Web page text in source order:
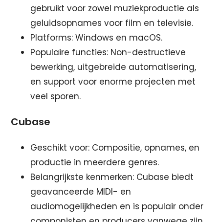
gebruikt voor zowel muziekproductie als
geluidsopnames voor film en televisie.
Platforms: Windows en macOS.
Populaire functies: Non-destructieve
bewerking, uitgebreide automatisering,
en support voor enorme projecten met
veel sporen.
Cubase
Geschikt voor: Compositie, opnames, en
productie in meerdere genres.
Belangrijkste kenmerken: Cubase biedt
geavanceerde MIDI- en
audiomogelijkheden en is populair onder